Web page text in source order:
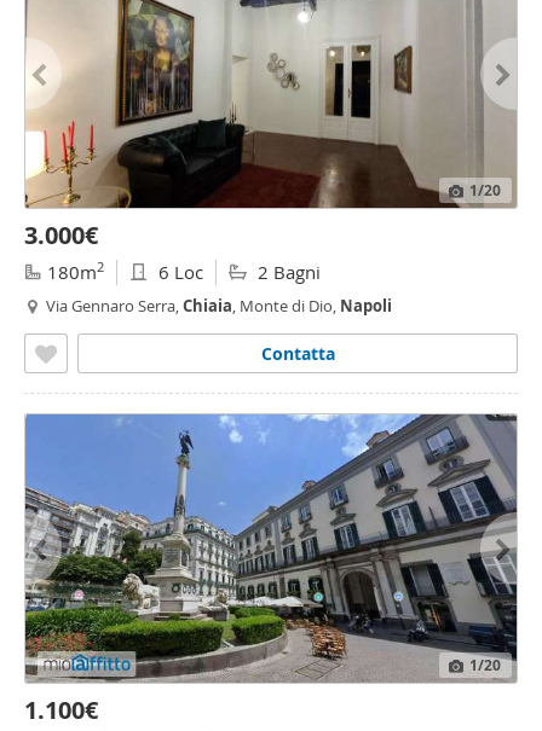
1/20
3.000€
180m2 6 Loc 2 Bagni
Via Gennaro Serra,Chiaia, Monte di Dio, Napoli
Contatta
1/20
1.100€